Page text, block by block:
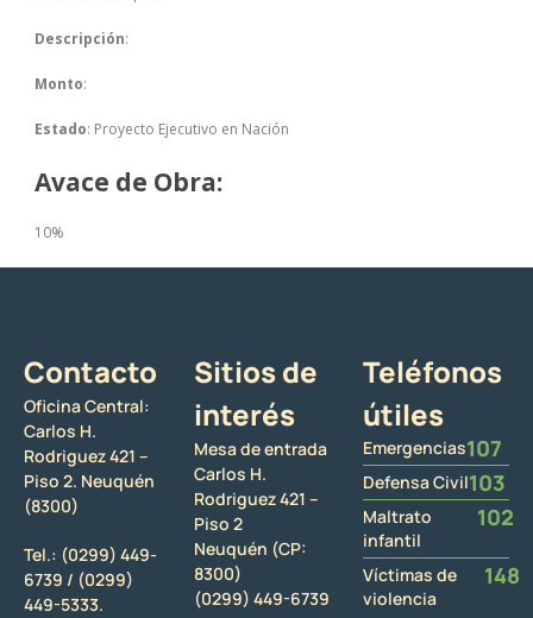
Descripción:
Monto:
Estado: Proyecto Ejecutivo en Nación
Avace de Obra:
10%
Contacto
Oficina Central:
Carlos H.
Rodriguez 421 –
Piso 2. Neuquén
(8300)
Tel.: (0299) 449-
6739 / (0299)
449-5333.
Sitios de
interés
Mesa de entrada
Carlos H.
Rodriguez 421 –
Piso 2
Neuquén (CP:
8300)
(0299) 449-6739
Teléfonos
útiles
Emergencias107
Defensa Civil103
Maltrato
infantil
102
Víctimas de
violencia
148